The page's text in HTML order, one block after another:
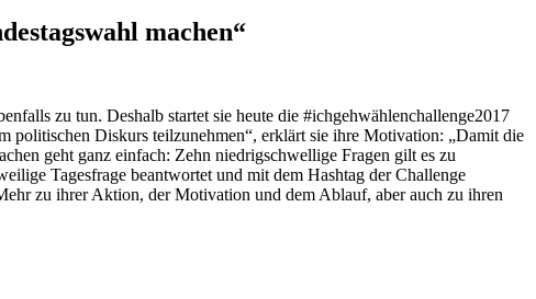
machen“
zu tun. Deshalb startet sie heute die #ichgehwählenchallenge2017
politischen Diskurs teilzunehmen“, erklärt sie ihre Motivation: „Damit die
geht ganz einfach: Zehn niedrigschwellige Fragen gilt es zu
Tagesfrage beantwortet und mit dem Hashtag der Challenge
zu ihrer Aktion, der Motivation und dem Ablauf, aber auch zu ihren